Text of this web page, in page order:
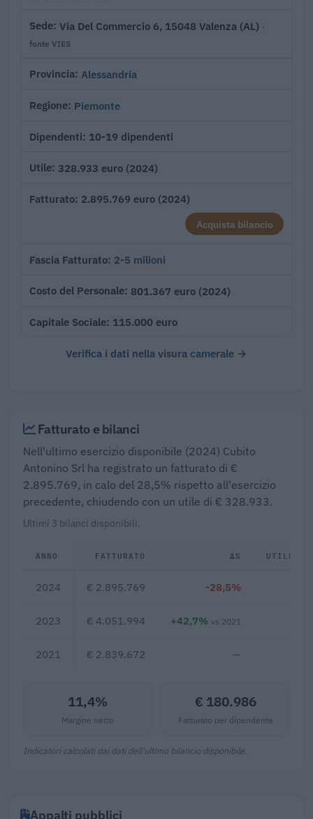
Sede Via Del Commercio 6, 15048 Valenza (AL) ·
fonte VIES
Provincia Alessandria
Regione Piemonte
Dipendenti 10-19 dipendenti
Utile 328.933 euro (2024)
Fatturato 2.895.769 euro (2024)
Acquista bilancio
Fascia Fatturato 2-5 milioni
Costo del Personale 801.367 euro (2024)
Capitale Sociale 115.000 euro
Verifica i dati nella visura camerale →
Fatturato e bilanci
Nell'ultimo esercizio disponibile (2024) Cubito
Antonino Srl ha registrato un fatturato di €
2.895.769, in calo del 28,5% rispetto all'esercizio
precedente, chiudendo con un utile di € 328.933.
Ultimi 3 bilanci disponibili.
ANNO FATTURATO Δ% UTILE/
2024 € 2.895.769 -28,5%
2023 € 4.051.994 +42,7% vs 2021
2021 € 2.839.672 —
11,4%
Margine netto
€ 180.986
Fatturato per dipendente
Indicatori calcolati dai dati dell'ultimo bilancio disponibile.
Appalti pubblici